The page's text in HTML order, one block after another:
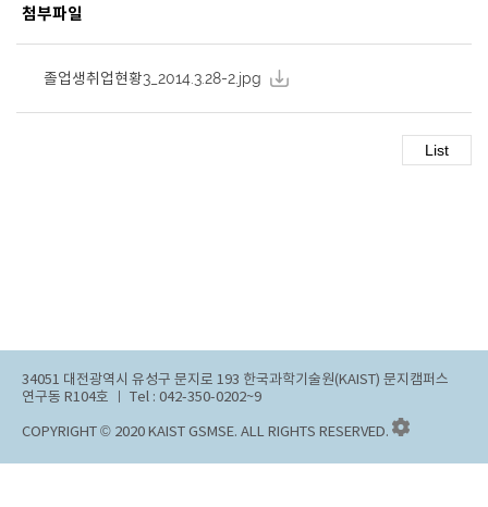
첨부파일
졸업생취업현황3_2014.3.28-2.jpg
34051 대전광역시 유성구 문지로 193 한국과학기술원(KAIST) 문지캠퍼스
연구동 R104호 ㅣ Tel : 042-350-0202~9
COPYRIGHT © 2020 KAIST GSMSE. ALL RIGHTS RESERVED.